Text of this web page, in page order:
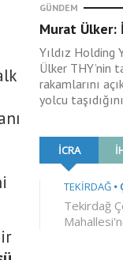
GÜNDEM
Murat
Yıldız Holding
Ülker THY’nin
rakamlarını
yolcu